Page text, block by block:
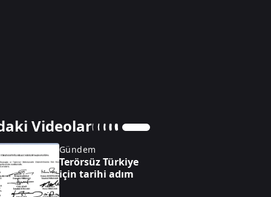
Videolar
Gündem
Terörsüz Türkiye
için tarihi adım